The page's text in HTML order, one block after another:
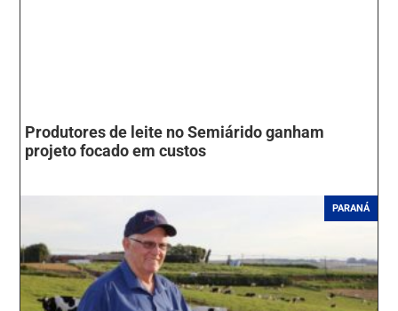
Produtores de leite no Semiárido ganham
projeto focado em custos
PARANÁ